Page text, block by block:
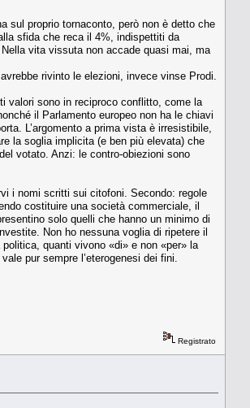
sul proprio tornaconto, però non è detto che
sfida che reca il 4%, indispettiti da
vita vissuta non accade quasi mai, ma
rivinto le elezioni, invece vinse Prodi.
valori sono in reciproco conflitto, come la
il Parlamento europeo non ha le chiavi
L’argomento a prima vista è irresistibile,
la soglia implicita (e ben più elevata) che
votato. Anzi: le contro-obiezioni sono
i nomi scritti sui citofoni. Secondo: regole
costituire una società commerciale, il
solo quelli che hanno un minimo di
Non ho nessuna voglia di ripetere il
quanti vivono «di» e non «per» la
pur sempre l’eterogenesi dei fini.
Registrato